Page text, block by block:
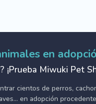
en
¡Prueba Miwuki Pet
cientos de perros,
en adopción